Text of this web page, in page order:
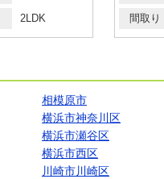
2LDK 間取り
相模原市
横浜市神奈川区
横浜市瀬谷区
横浜市西区
川崎市川崎区